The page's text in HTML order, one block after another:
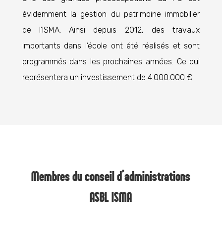
évidemment la gestion du patrimoine immobilier
de l’ISMA. Ainsi depuis 2012, des travaux
importants dans l’école ont été réalisés et sont
programmés dans les prochaines années. Ce qui
représentera un investissement de 4.000.000 €.
Membres du conseil d’administrations
ASBL ISMA